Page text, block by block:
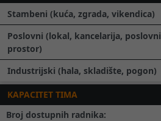
Stambeni (kuća, zgrada, vikendica)
Poslovni (lokal, kancelarija, poslovni
prostor)
Industrijski (hala, skladište, pogon)
KAPACITET TIMA
Broj dostupnih radnika: